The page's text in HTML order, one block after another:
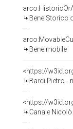
Bene Storico
Bene mobile
<https://
Bardi Pietro -
<https://
Canale